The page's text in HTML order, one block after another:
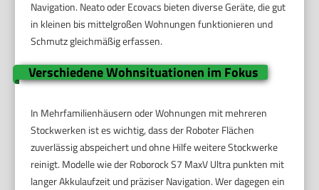
Navigation. Neato oder Ecovacs bieten diverse Geräte, die gut
in kleinen bis mittelgroßen Wohnungen funktionieren und
Schmutz gleichmäßig erfassen.
Verschiedene Wohnsituationen im Fokus
In Mehrfamilienhäusern oder Wohnungen mit mehreren
Stockwerken ist es wichtig, dass der Roboter Flächen
zuverlässig abspeichert und ohne Hilfe weitere Stockwerke
reinigt. Modelle wie der Roborock S7 MaxV Ultra punkten mit
langer Akkulaufzeit und präziser Navigation. Wer dagegen ein